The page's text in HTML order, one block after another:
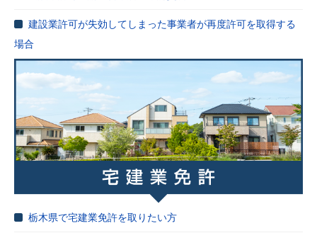
建設業許可が失効してしまった事業者が再度許可を取得する
場合
栃木県で宅建業免許を取りたい方